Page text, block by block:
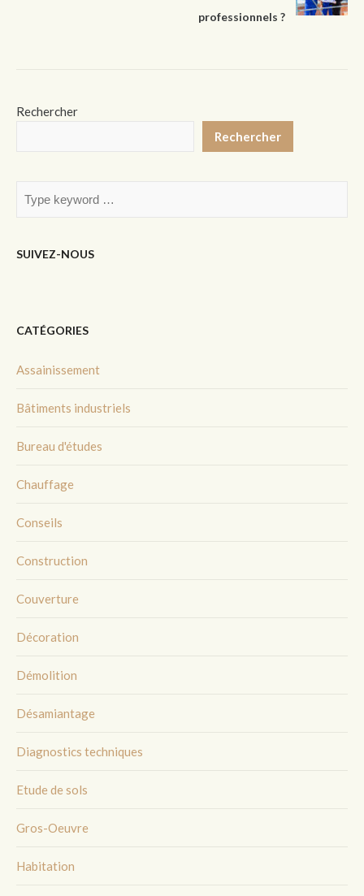
professionnels ?
Rechercher
Rechercher
SUIVEZ-NOUS
CATÉGORIES
Assainissement
Bâtiments industriels
Bureau d'études
Chauffage
Conseils
Construction
Couverture
Décoration
Démolition
Désamiantage
Diagnostics techniques
Etude de sols
Gros-Oeuvre
Habitation